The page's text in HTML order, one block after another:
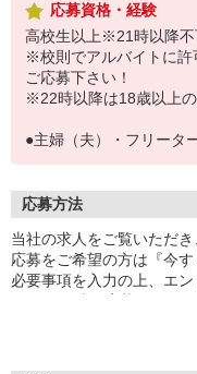
応募資格・経験
高校生以上※21時以降不
※校則でアルバイトに許
ご応募下さい！
※22時以降は18歳以上
●主婦（夫）・フリータ
応募方法
当社の求人をご覧いただ
応募をご希望の方は『今
必要事項を入力の上、エン